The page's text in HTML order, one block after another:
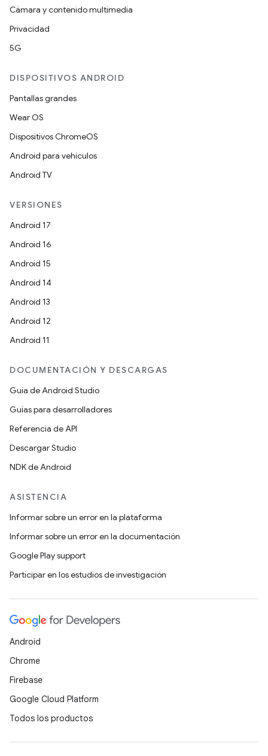
Cámara y contenido multimedia
Privacidad
5G
DISPOSITIVOS ANDROID
Pantallas grandes
Wear OS
Dispositivos ChromeOS
Android para vehículos
Android TV
VERSIONES
Android 17
Android 16
Android 15
Android 14
Android 13
Android 12
Android 11
DOCUMENTACIÓN Y DESCARGAS
Guía de Android Studio
Guías para desarrolladores
Referencia de API
Descargar Studio
NDK de Android
ASISTENCIA
Informar sobre un error en la plataforma
Informar sobre un error en la documentación
Google Play support
Participar en los estudios de investigación
Android
Chrome
Firebase
Google Cloud Platform
Todos los productos